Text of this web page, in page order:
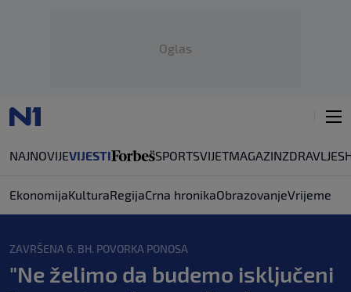
Oglas
NAJNOVIJEVIJESTI SPORTSVIJETMAGAZINZDRAVLJE
EkonomijaKulturaRegijaCrna hronikaObrazovanjeVrijeme
ZAVRŠENA 6. BH. POVORKA PONOSA
"Ne želimo da budemo isključeni